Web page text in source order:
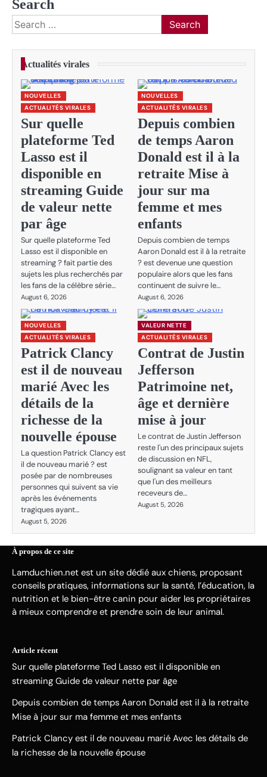
Search
Search
for:
Actualités virales
NOUVELLES
ACTUALITÉS VIRALES
Sur quelle
plateforme Ted
Lasso est il
disponible en
streaming Guide
de valeur nette
par âge
Sur quelle plateforme Ted
Lasso est il disponible en
streaming ? fait partie des
sujets les plus recherchés par
les fans de la célèbre série…
August 6, 2026
NOUVELLES
ACTUALITÉS VIRALES
Depuis combien
de temps Aaron
Donald est il à la
retraite Mise à
jour sur ma
femme et mes
enfants
Depuis combien de temps
Aaron Donald est il à la retraite
? est devenue une question
populaire alors que les fans
continuent de suivre le…
August 6, 2026
NOUVELLES
ACTUALITÉS VIRALES
Patrick Clancy
est il de nouveau
marié Avec les
détails de la
richesse de la
nouvelle épouse
La question Patrick Clancy est
il de nouveau marié ? est
posée par de nombreuses
personnes qui suivent sa vie
après les événements
tragiques ayant…
August 5, 2026
VALEUR NETTE
ACTUALITÉS VIRALES
Contrat de Justin
Jefferson
Patrimoine net,
âge et dernière
mise à jour
Le contrat de Justin Jefferson
reste l'un des principaux sujets
de discussion en NFL,
soulignant sa valeur en tant
que l'un des meilleurs
receveurs de…
August 5, 2026
À propos de ce site
Lamduchien.net est un site dédié aux chiens, proposant
conseils pratiques, informations sur la santé, l’éducation, la
nutrition et le bien-être canin pour aider les propriétaires
à mieux comprendre et prendre soin de leur animal.
Article récent
Sur quelle plateforme Ted Lasso est il disponible en
streaming Guide de valeur nette par âge
Depuis combien de temps Aaron Donald est il à la retraite
Mise à jour sur ma femme et mes enfants
Patrick Clancy est il de nouveau marié Avec les détails de
la richesse de la nouvelle épouse